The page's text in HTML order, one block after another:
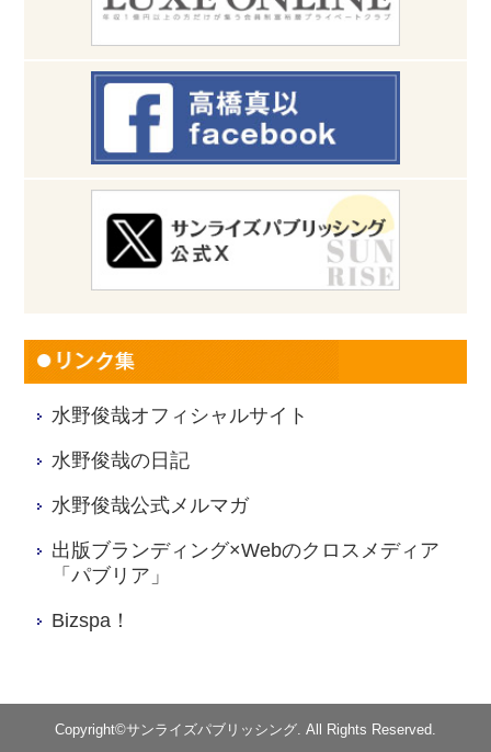
水野俊哉オフィシャルサイト
水野俊哉の日記
水野俊哉公式メルマガ
出版ブランディング×Webのクロスメディア
「パブリア」
Bizspa！
Copyright©サンライズパブリッシング. All Rights Reserved.